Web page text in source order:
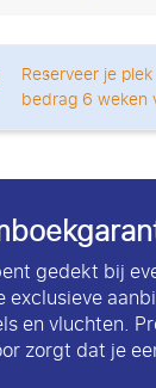
Reserveer je
bedrag 6 weken
gedekt bij
exclusieve
en vluchten.
zorgt dat je